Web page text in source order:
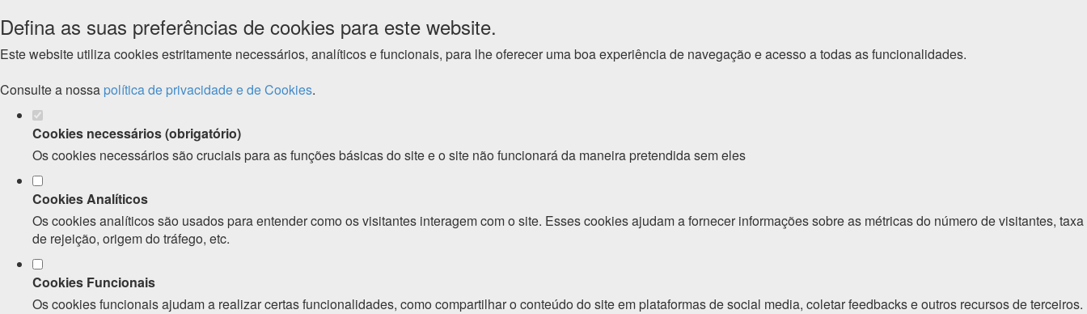
Defina as suas preferências de cookies para este website.
Este website utiliza cookies estritamente necessários, analíticos e funcionais, para lhe oferecer uma boa experiência de navegação e acesso a todas as funcionalidades.
Consulte a nossa política de privacidade e de Cookies.
Cookies necessários (obrigatório)
Os cookies necessários são cruciais para as funções básicas do site e o site não funcionará da maneira pretendida sem eles
Cookies Analíticos
Os cookies analíticos são usados para entender como os visitantes interagem com o site. Esses cookies ajudam a fornecer informações sobre as métricas do número de visitantes, taxa
de rejeição, origem do tráfego, etc.
Cookies Funcionais
Os cookies funcionais ajudam a realizar certas funcionalidades, como compartilhar o conteúdo do site em plataformas de social media, coletar feedbacks e outros recursos de terceiros.